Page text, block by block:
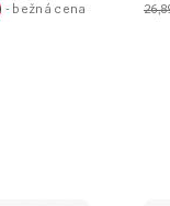
- bežná cena